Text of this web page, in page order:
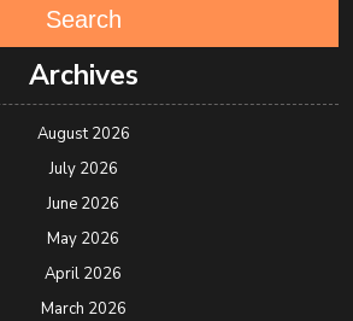
Search
Archives
August 2026
July 2026
June 2026
May 2026
April 2026
March 2026